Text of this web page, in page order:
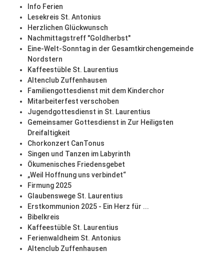
Info Ferien
Lesekreis St. Antonius
Herzlichen Glückwunsch
Nachmittagstreff "Goldherbst"
Eine-Welt-Sonntag in der Gesamtkirchengemeinde
Nordstern
Kaffeestüble St. Laurentius
Altenclub Zuffenhausen
Familiengottesdienst mit dem Kinderchor
Mitarbeiterfest verschoben
Jugendgottesdienst in St. Laurentius
Gemeinsamer Gottesdienst in Zur Heiligsten
Dreifaltigkeit
Chorkonzert CanTonus
Singen und Tanzen im Labyrinth
Ökumenisches Friedensgebet
„Weil Hoffnung uns verbindet“
Firmung 2025
Glaubenswege St. Laurentius
Erstkommunion 2025 - Ein Herz für ...
Bibelkreis
Kaffeestüble St. Laurentius
Ferienwaldheim St. Antonius
Altenclub Zuffenhausen